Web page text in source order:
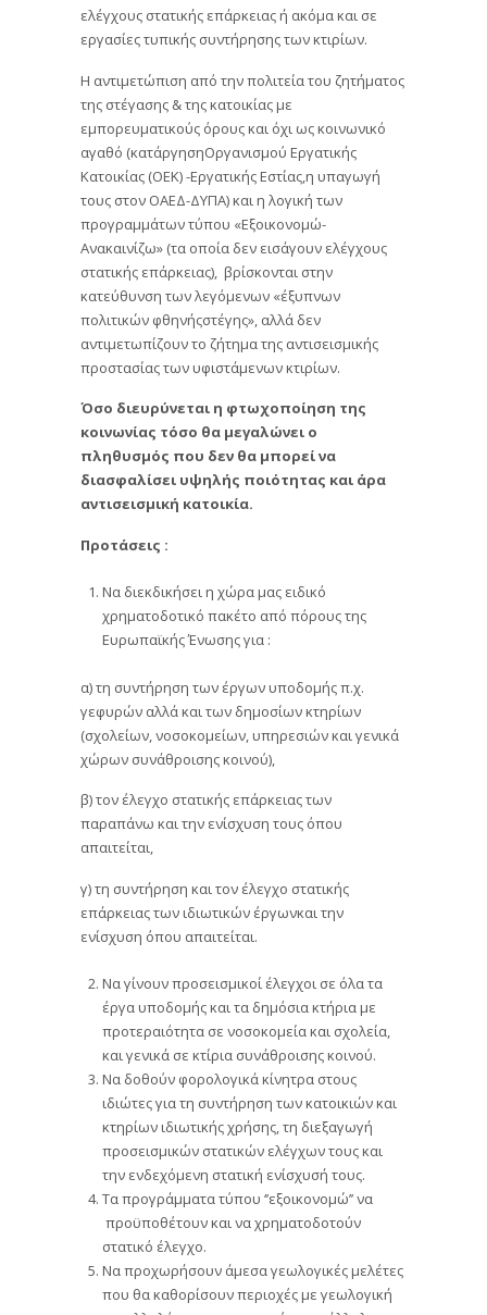
ελέγχους στατικής επάρκειας ή ακόμα και σε
εργασίες τυπικής συντήρησης των κτιρίων.
Η αντιμετώπιση από την πολιτεία του ζητήματος
της στέγασης & της κατοικίας με
εμπορευματικούς όρους και όχι ως κοινωνικό
αγαθό (κατάργησηΟργανισμού Εργατικής
Κατοικίας (ΟΕΚ) -Εργατικής Εστίας,η υπαγωγή
τους στον ΟΑΕΔ-ΔΥΠΑ) και η λογική των
προγραμμάτων τύπου «Εξοικονομώ-
Ανακαινίζω» (τα οποία δεν εισάγουν ελέγχους
στατικής επάρκειας), βρίσκονται στην
κατεύθυνση των λεγόμενων «έξυπνων
πολιτικών φθηνήςστέγης», αλλά δεν
αντιμετωπίζουν το ζήτημα της αντισεισμικής
προστασίας των υφιστάμενων κτιρίων.
Όσο διευρύνεται η φτωχοποίηση της
κοινωνίας τόσο θα μεγαλώνει ο
πληθυσμός που δεν θα μπορεί να
διασφαλίσει υψηλής ποιότητας και άρα
αντισεισμική κατοικία.
Προτάσεις :
Να διεκδικήσει η χώρα μας ειδικό
χρηματοδοτικό πακέτο από πόρους της
Ευρωπαϊκής Ένωσης για :
α) τη συντήρηση των έργων υποδομής π.χ.
γεφυρών αλλά και των δημοσίων κτηρίων
(σχολείων, νοσοκομείων, υπηρεσιών και γενικά
χώρων συνάθροισης κοινού),
β) τον έλεγχο στατικής επάρκειας των
παραπάνω και την ενίσχυση τους όπου
απαιτείται,
γ) τη συντήρηση και τον έλεγχο στατικής
επάρκειας των ιδιωτικών έργωνκαι την
ενίσχυση όπου απαιτείται.
Να γίνουν προσεισμικοί έλεγχοι σε όλα τα
έργα υποδομής και τα δημόσια κτήρια με
προτεραιότητα σε νοσοκομεία και σχολεία,
και γενικά σε κτίρια συνάθροισης κοινού.
Να δοθούν φορολογικά κίνητρα στους
ιδιώτες για τη συντήρηση των κατοικιών και
κτηρίων ιδιωτικής χρήσης, τη διεξαγωγή
προσεισμικών στατικών ελέγχων τους και
την ενδεχόμενη στατική ενίσχυσή τους.
Τα προγράμματα τύπου ‘’εξοικονομώ’’ να
προϋποθέτουν και να χρηματοδοτούν
στατικό έλεγχο.
Να προχωρήσουν άμεσα γεωλογικές μελέτες
που θα καθορίσουν περιοχές με γεωλογική